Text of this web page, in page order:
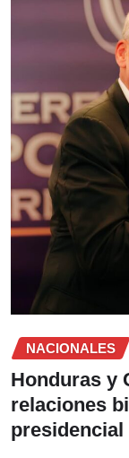
NACIONALES
Honduras y
relaciones
presidencial